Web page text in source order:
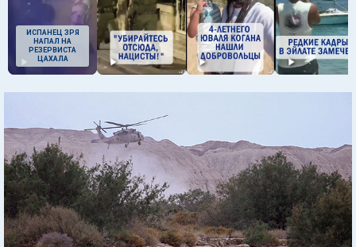
ИСПАНЕЦ ЗРЯ
НАПАЛ НА
РЕЗЕРВИСТА
ЦАХАЛА